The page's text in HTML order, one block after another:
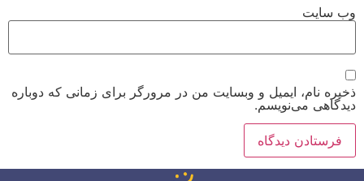
وب‌ سایت
ذخیره نام، ایمیل و وبسایت من در مرورگر برای زمانی که دوباره
دیدگاهی می‌نویسم.